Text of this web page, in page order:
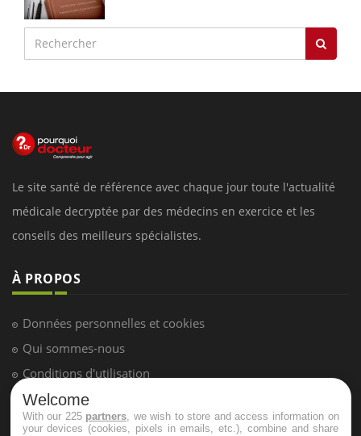
Le site santé de référence avec chaque jour toute l'actualité
médicale decryptée par des médecins en exercice et les
conseils des meilleurs spécialistes.
À PROPOS
Données personnelles et cookies
Qui sommes-nous
Conditions d'utilisation
Plan du site
Mentions Légales
Welcome
With our 225 partners , we wish to store and access information on
your devices (cookies, pixels in emails, etc.), combine and share